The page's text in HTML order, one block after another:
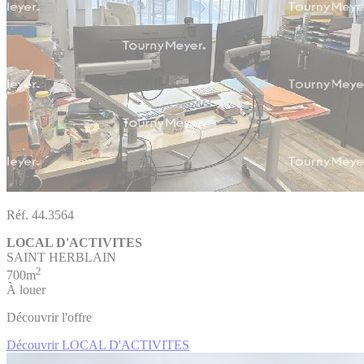
Réf. 44.3564
LOCAL D'ACTIVITES
SAINT HERBLAIN
700m2
À louer
Découvrir l'offre
Découvrir LOCAL D'ACTIVITES